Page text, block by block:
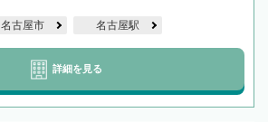
名古屋市 名古屋駅
詳細を見る